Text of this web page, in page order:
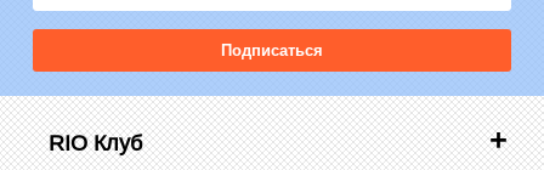
Подписаться
RIO Клуб